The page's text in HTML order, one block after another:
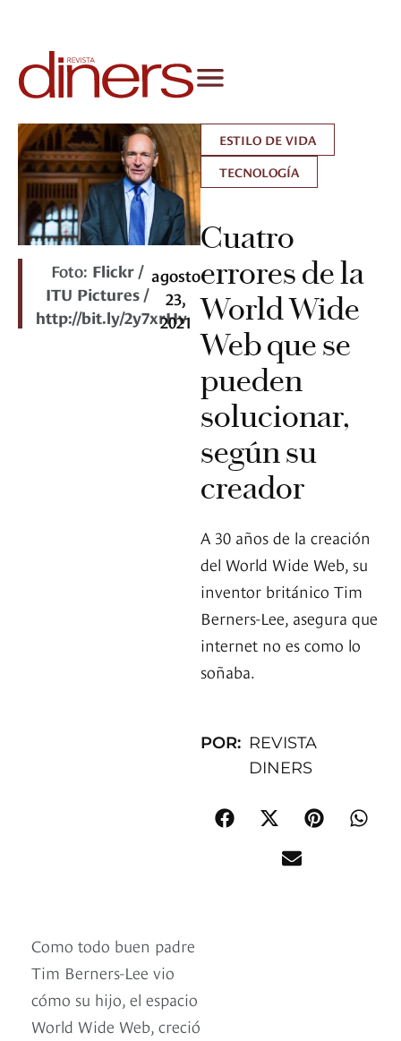
Foto: Flickr /
ITU Pictures /
http://bit.ly/2y7xrHv
agosto
23,
2021
ESTILO DE VIDA
TECNOLOGÍA
Cuatro
errores de la
World Wide
Web que se
pueden
solucionar,
según su
creador
A 30 años de la creación
del World Wide Web, su
inventor británico Tim
Berners-Lee, asegura que
internet no es como lo
soñaba.
POR: REVISTA
DINERS
Como todo buen padre
Tim Berners-Lee vio
cómo su hijo, el espacio
World Wide Web, creció